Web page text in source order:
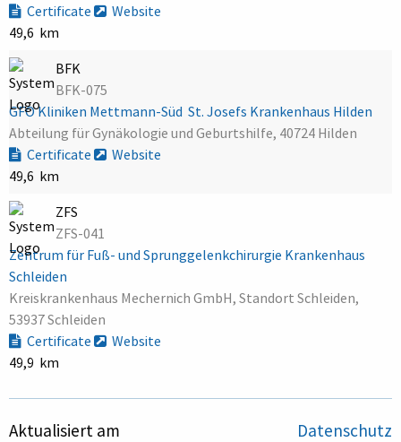
Certificate
Website
49,6 km
BFK
BFK-075
GFO Kliniken Mettmann-Süd  St. Josefs Krankenhaus Hilden
Abteilung für Gynäkologie und Geburtshilfe, 40724 Hilden
Certificate
Website
49,6 km
ZFS
ZFS-041
Zentrum für Fuß- und Sprunggelenkchirurgie Krankenhaus
Schleiden
Kreiskrankenhaus Mechernich GmbH, Standort Schleiden,
53937 Schleiden
Certificate
Website
49,9 km
Aktualisiert am
Datenschutz